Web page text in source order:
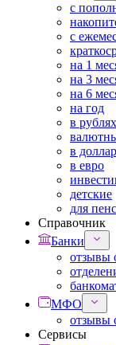
с
с
на 1
на 3
на 6
на год
в рублях
в
в евро
детские
для
Справочник
Банки
отзывы
МФО
Сервисы